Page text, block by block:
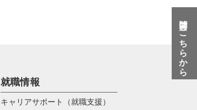
就職情報
キャリアサポート（就職支援）
質問はこちらから